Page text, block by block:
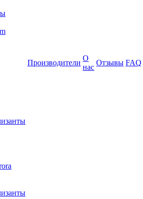
Производители
О
нас
Отзывы FAQ